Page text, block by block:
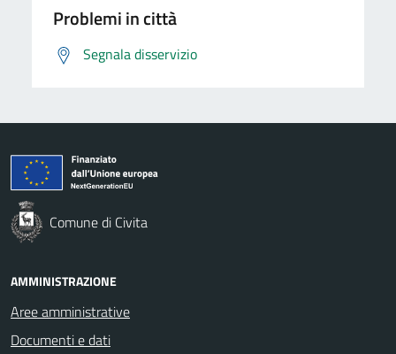
Problemi in città
Segnala disservizio
Comune di Civita
AMMINISTRAZIONE
Aree amministrative
Documenti e dati